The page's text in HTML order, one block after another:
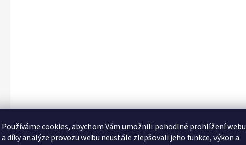
Používáme cookies, abychom Vám umožnili pohodlné prohlížení webu
a díky analýze provozu webu neustále zlepšovali jeho funkce, výkon a